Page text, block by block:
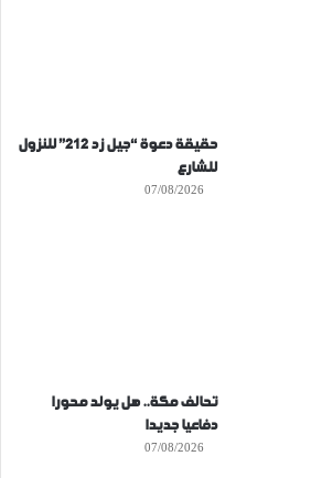
حقيقة دعوة “جيل زد 212” للنزول
للشارع
07/08/2026
تحالف مكة.. هل يولد محورا
دفاعيا جديدا
07/08/2026